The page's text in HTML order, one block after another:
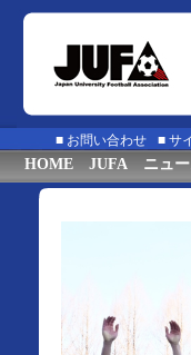
■ お問い合わせ ■ サ
HOME JUFA ニュ